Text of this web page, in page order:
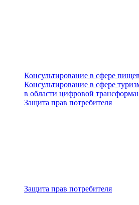
Консультирование в сфере
Консультирование в сфере
в области цифровой
Защита прав потребителя
Защита прав потребителя